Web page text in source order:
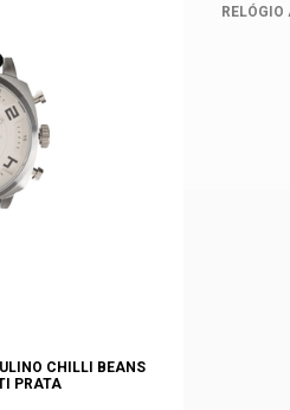
CHILLI BEANS
PRATA